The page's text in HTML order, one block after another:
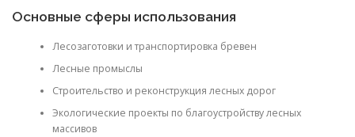
Основные сферы использования
Лесозаготовки и транспортировка бревен
Лесные промыслы
Строительство и реконструкция лесных дорог
Экологические проекты по благоустройству лесных
массивов